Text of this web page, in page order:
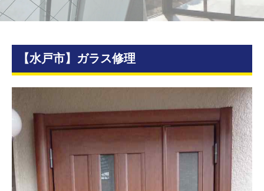
【水戸市】ガラス修理